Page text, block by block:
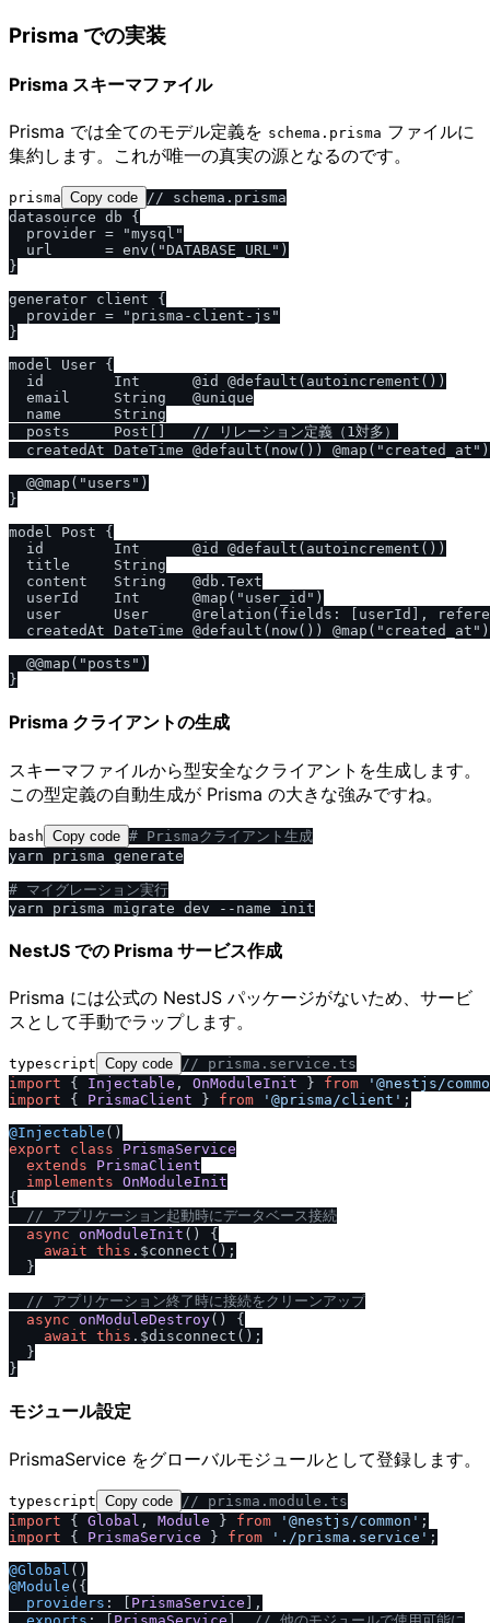
Prisma での実装
Prisma スキーマファイル
Prisma では全てのモデル定義を schema.prisma ファイルに
集約します。これが唯一の真実の源となるのです。
prisma Copy code // schema.prisma
datasource db {
  provider = "mysql"
  url      = env("DATABASE_URL")
}
generator client {
  provider = "prisma-client-js"
}
model User {
  id        Int      @id @default(autoincrement())
  email     String   @unique
  name      String
  posts     Post[]   // リレーション定義（1対多）
  createdAt DateTime @default(now()) @map("created_at")
  @@map("users")
}
model Post {
  id        Int      @id @default(autoincrement())
  title     String
  content   String   @db.Text
  userId    Int      @map("user_id")
user      User     @relation(fields: [userId],
  createdAt DateTime @default(now()) @map("created_at")
  @@map("posts")
Prisma クライアントの生成
スキーマファイルから型安全なクライアントを生成します。
この型定義の自動生成が Prisma の大きな強みですね。
bash Copy code # Prismaクライアント生成
yarn prisma generate
# マイグレーション実行
NestJS での Prisma サービス作成
Prisma には公式の NestJS パッケージがないため、サービ
スとして手動でラップします。
typescript Copy code // prisma.service.ts
import { Injectable , OnModuleInit } from '@nestjs/
import { PrismaClient } from '@prisma/client' ;
@Injectable
export
class
PrismaService
extends
PrismaClient
implements OnModuleInit
{
// アプリケーション起動時にデータベース接続
async
onModuleInit ( ) {
await this .$connect();
  }
// アプリケーション終了時に接続をクリーンアップ
async
onModuleDestroy( ) {
await this .$disconnect();
  }
モジュール設定
PrismaService をグローバルモジュールとして登録します。
typescript Copy code / / prisma.module.ts
import { Global , Module } from '@nestjs /common'
import { PrismaService } from '. /prisma.service' ;
@Global
@Module ({
providers : [ PrismaService ],